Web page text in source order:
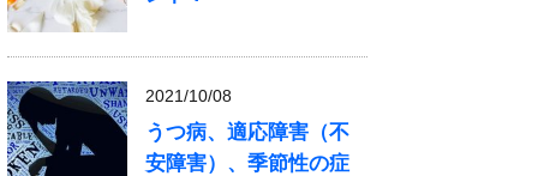
2021/10/08
うつ病、適応障害（不
安障害）、季節性の症